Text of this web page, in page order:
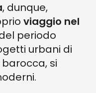
, dunque,
viaggio nel
periodo
urbani di
si